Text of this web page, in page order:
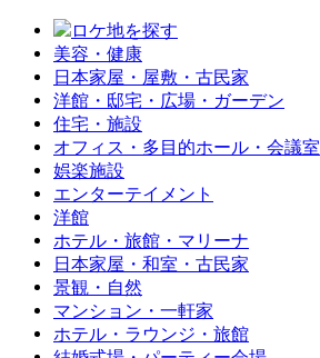
ロケ地を探す
美容・健康
日本家屋・屋敷・古民家
洋館・邸宅・広場・ガーデン
住宅・施設
オフィス・多目的ホール・会議室
娯楽施設
エンターテイメント
洋館
ホテル・旅館・マリーナ
日本家屋・和室・古民家
景観・自然
マンション・一軒家
ホテル・ラウンジ・旅館